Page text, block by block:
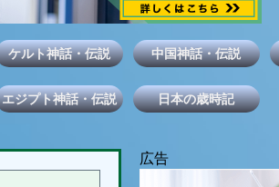
ケルト神話・伝説 中国神話・伝説
エジプト神話・伝説 日本の歳時記